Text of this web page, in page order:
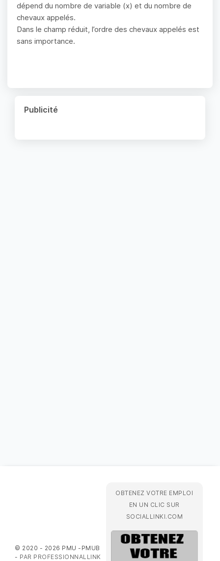
dépend du nombre de variable (x) et du nombre de
chevaux appelés.
Dans le champ réduit, l’ordre des chevaux appelés est
sans importance.
Publicité
© 2020 - 2026 PMU -PMUB
- PAR PROFESSIONNALLINK
OBTENEZ VOTRE EMPLOI
EN UN CLIC SUR
SOCIALLINKI.COM